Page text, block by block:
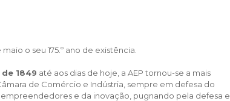
o seu 175.º ano de existência.
1849 até aos dias de hoje, a AEP tornou-se a mais
de Comércio e Indústria, sempre em defesa do
e da inovação, pugnando pela defesa e